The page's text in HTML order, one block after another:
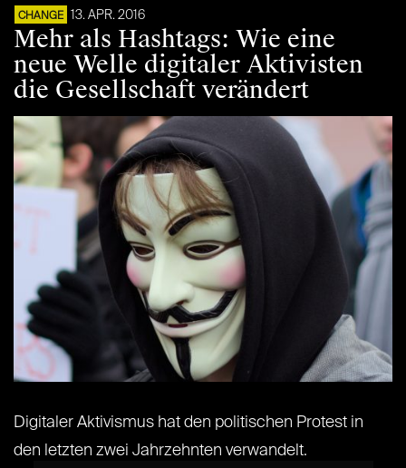
CHANGE 13. APR. 2016
Mehr als Hashtags: Wie eine
neue Welle digitaler Aktivisten
die Gesellschaft verändert
Digitaler Aktivismus hat den politischen Protest in
den letzten zwei Jahrzehnten verwandelt.